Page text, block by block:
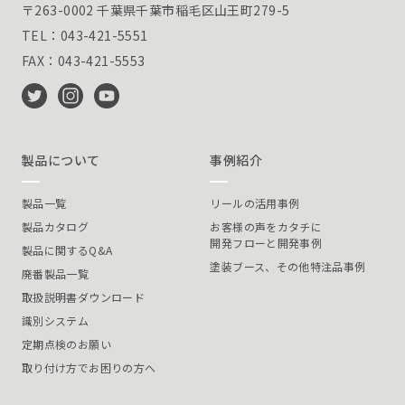
〒263-0002 千葉県千葉市稲毛区山王町279-5
TEL：043-421-5551
FAX：043-421-5553
製品について
製品一覧
製品カタログ
製品に関するQ&A
廃番製品一覧
取扱説明書ダウンロード
識別システム
定期点検のお願い
取り付け方でお困りの方へ
事例紹介
リールの活用事例
お客様の声をカタチに
開発フローと開発事例
塗装ブース、その他特注品事例